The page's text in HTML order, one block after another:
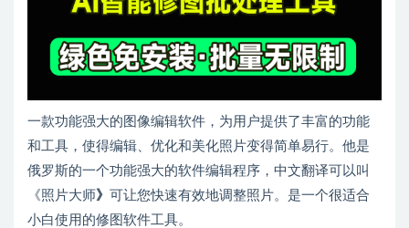
一款功能强大的图像编辑软件，为用户提供了丰富的功能
和工具，使得编辑、优化和美化照片变得简单易行。他是
俄罗斯的一个功能强大的软件编辑程序，中文翻译可以叫
《照片大师》 可让您快速有效地调整照片。是一个很适合
小白使用的修图软件工具。